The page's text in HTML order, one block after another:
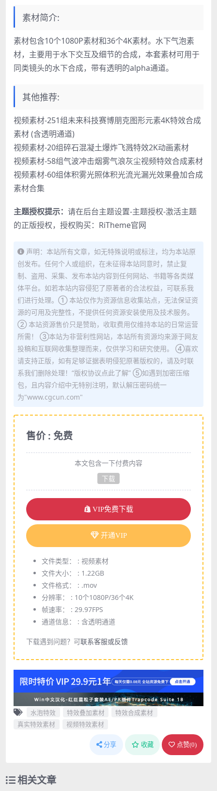
素材简介:
素材包含10个1080P素材和36个4K素材。水下气泡素
材，主要用于水下交互及细节的合成，本套素材可用于
同类镜头的水下合成，带有透明的alpha通道。
其他推荐:
视频素材-251组未来科技赛博朋克图形元素4K特效合成
素材 (含透明通道)
视频素材-20组碎石混凝土爆炸飞溅特效2K动画素材
视频素材-58组气波冲击烟雾气浪灰尘视频特效合成素材
视频素材-60组体积雾光照体积光流光漏光效果叠加合成
素材合集
主题授权提示： 请在后台主题设置-主题授权-激活主题
的正版授权，授权购买： RiTheme官网
声明：本站所有文章，如无特殊说明或标注，均为本站原
创发布。任何个人或组织，在未征得本站同意时，禁止复
制、盗用、采集、发布本站内容到任何网站、书籍等各类媒
体平台。如若本站内容侵犯了原著者的合法权益，可联系我
们进行处理。① 本站仅作为资源信息收集站点，无法保证资
源的可用及完整性，不提供任何资源安装使用及技术服务。
② 本站资源售价只是赞助，收取费用仅维持本站的日常运营
所需！ ③本站为非营利性网站，本站所有资源均来源于网友
投稿和互联网收集整理而来，仅供学习和研究使用。 ④喜欢
请支持正版，如有足够证据表明侵犯原著版权的，请及时联
系我们删除处理！“版权协议点此了解” ⑤如遇到加密压缩
包，且内容介绍中无特别注明，默认解压密码统一
为"www.cgcun.com"
售价 : 免费
本文包含一下付费内容
下载
VIP免费下载
开通VIP
文件类型： : 视频素材
文件大小： : 1.22GB
文件格式： : .mov
分辨率： : 10个1080P/36个4K
帧速率： : 29.97FPS
通道信息： : 含透明通道
下载遇到问题？可联系客服或反馈
水泡特效 特效叠加素材
特效合成素材
真实特效素材
视频特效素材
分享 收藏 点赞(0)
相关文章